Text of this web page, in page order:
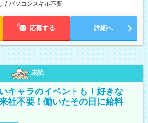
/ パソコンスキル不要
応募する 詳細へ
未読
キャラのイベントも！好きな
社不要！働いたその日に給料